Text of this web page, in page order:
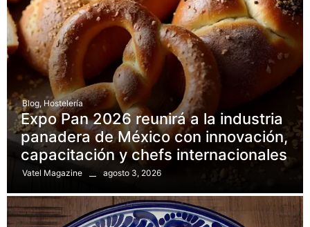
Blog, Hostelería
Expo Pan 2026 reunirá a la industria
panadera de México con innovación,
capacitación y chefs internacionales
Vatel Magazine agosto 3, 2026